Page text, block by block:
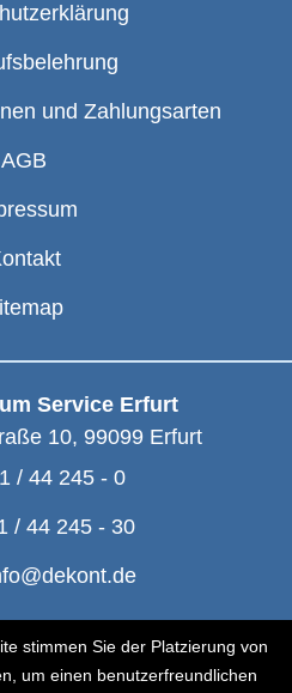
stimmen Sie der Platzierung von
um einen benutzerfreundlichen
und Zahlungsarten
AGB
Service Erfurt
10, 99099 Erfurt
/ 44 245 - 0
/ 44 245 - 30
1991 - 2026